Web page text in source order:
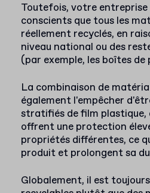
Toutefois, votre
conscients que tous les
réellement recyclés, en
niveau national ou des
(par exemple, les boîtes de
La combinaison de
également l'empêcher
stratifiés de film plastique,
offrent une protection
propriétés différentes, ce
produit et prolongent sa
Globalement, il est